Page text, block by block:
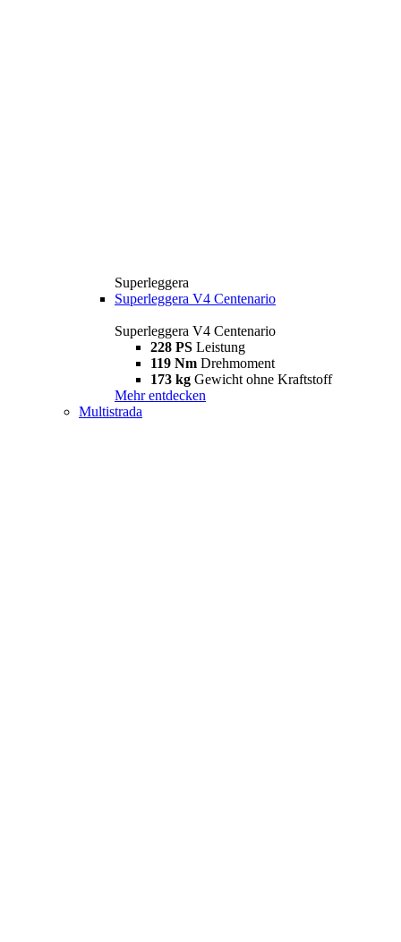
Superleggera
Superleggera V4 Centenario
Superleggera V4 Centenario
228 PS Leistung
119 Nm Drehmoment
173 kg Gewicht ohne Kraftstoff
Mehr entdecken
Multistrada